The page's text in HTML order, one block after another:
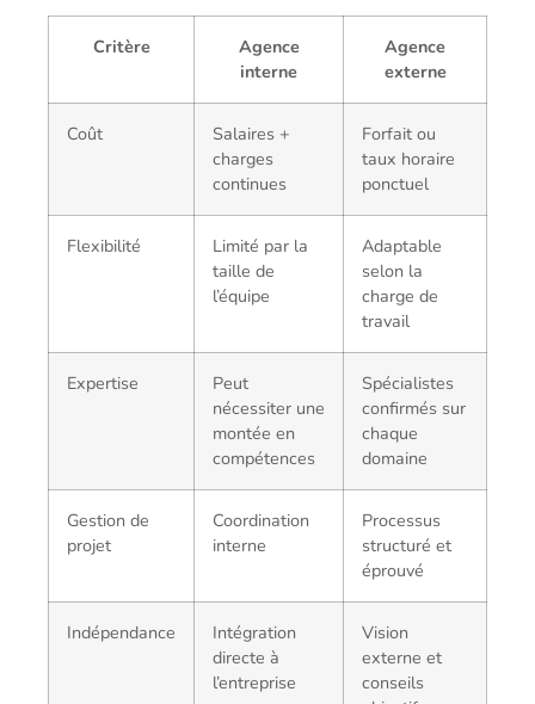
Critère
Agence
interne
Agence
externe
Coût
Salaires +
charges
continues
Forfait ou
taux horaire
ponctuel
Flexibilité
Limité par la
taille de
l’équipe
Adaptable
selon la
charge de
travail
Expertise
Peut
nécessiter une
montée en
compétences
Spécialistes
confirmés sur
chaque
domaine
Gestion de
projet
Coordination
interne
Processus
structuré et
éprouvé
Indépendance
Intégration
directe à
l’entreprise
Vision
externe et
conseils